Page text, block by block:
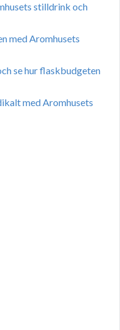
stilldrink och
med Aromhusets
se hur flaskbudgeten
med Aromhusets